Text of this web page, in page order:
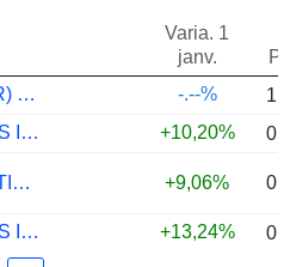
Varia. 1
janv.
LYXOR CORE DAX (DR) UCITS ETF - EUR
-.--%
NOMURA NEXT FUNDS INTERNATIONAL EQUITY MSCI-KOKUSAI (YEN-HEDGED) ETF - JPY
+10,20%
VANGUARD INTERNATIONAL EQUITY INDEX FUNDS - VANGUARD FTSE ALL-WORLD EX-US ETF +9,06%
NOMURA NEXT FUNDS INTERNATIONAL EQUITY MSCI-KOKUSAI (UNHEDGED) ETF - JPY +13,24%